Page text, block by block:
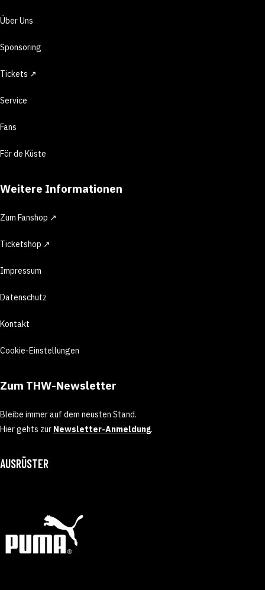
Über Uns
Sponsoring
Tickets ↗
Service
Fans
För de Küste
Weitere Informationen
Zum Fanshop ↗
Ticketshop ↗
Impressum
Datenschutz
Kontakt
Cookie-Einstellungen
Zum THW-Newsletter
Bleibe immer auf dem neusten Stand.
Hier gehts zur Newsletter-Anmeldung.
AUSRÜSTER